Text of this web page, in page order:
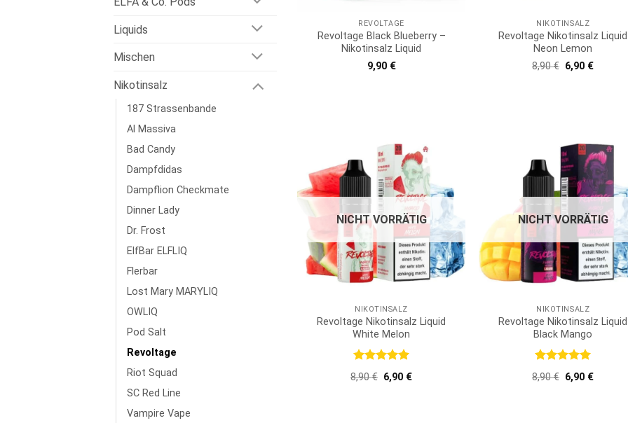
Liquids
Mischen
Nikotinsalz
187 Strassenbande
Al Massiva
Bad Candy
Dampfdidas
Dampflion Checkmate
Dinner Lady
Dr. Frost
ElfBar ELFLIQ
Flerbar
Lost Mary MARYLIQ
OWLIQ
Pod Salt
Revoltage
Riot Squad
SC Red Line
Vampire Vape
REVOLTAGE
Revoltage Black Blueberry –
Nikotinsalz Liquid
9,90 €
NIKOTINSALZ
Revoltage Nikotinsalz Liquid
Neon Lemon
8,90€ Ursprünglicher
Preis
6,90 €Aktueller
NICHT VORRÄTIG
NIKOTINSALZ
Revoltage Nikotinsalz Liquid
White Melon
Bewertet
mit 5 von
8,90€ Ursprünglicher
Preis
6,90 €Aktueller
NICHT VORRÄTIG
NIKOTINSALZ
Revoltage Nikotinsalz Liquid
Black Mango
Bewertet
mit 5
von
8,90€ Ursprünglicher
Preis
6,90 €Aktueller